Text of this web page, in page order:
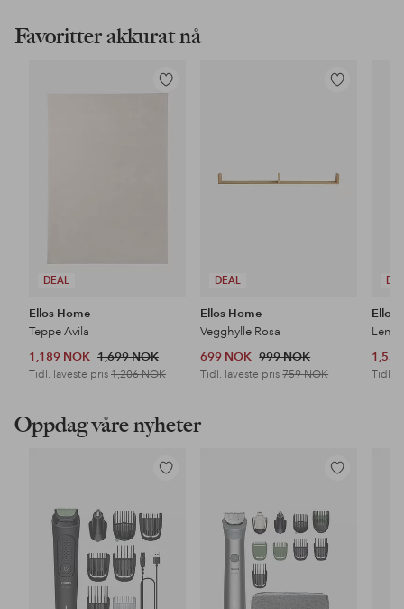
Favoritter akkurat nå
DEAL
Legg
Ellos Home
Teppe Avila
1,189 NOK 1,699 NOK
Tidl. laveste pris 1,206 NOK
DEAL
Legg
Ellos Home
Vegghylle Rosa
699 NOK 999 NOK
Tidl. laveste pris759 NOK
Ellos
Tidl.
Oppdag våre nyheter
Legg
Legg
favoritter